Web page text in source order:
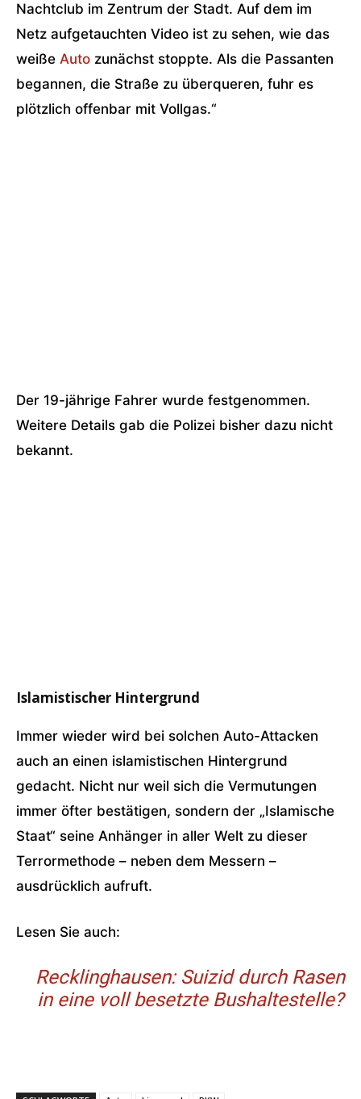
Nachtclub im Zentrum der Stadt. Auf dem im
Netz aufgetauchten Video ist zu sehen, wie das
weiße Auto zunächst stoppte. Als die Passanten
begannen, die Straße zu überqueren, fuhr es
plötzlich offenbar mit Vollgas.“
Der 19-jährige Fahrer wurde festgenommen.
Weitere Details gab die Polizei bisher dazu nicht
bekannt.
Islamistischer Hintergrund
Immer wieder wird bei solchen Auto-Attacken
auch an einen islamistischen Hintergrund
gedacht. Nicht nur weil sich die Vermutungen
immer öfter bestätigen, sondern der „Islamische
Staat“ seine Anhänger in aller Welt zu dieser
Terrormethode – neben dem Messern –
ausdrücklich aufruft.
Lesen Sie auch:
Recklinghausen: Suizid durch Rasen
in eine voll besetzte Bushaltestelle?